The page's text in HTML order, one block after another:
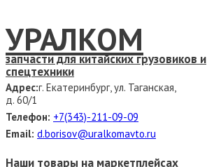
УРАЛКОМ
запчасти для китайских грузовиков и
спецтехники
Адрес:г. Екатеринбург, ул. Таганская,
д. 60/1
Телефон: +7(343)-211-09-09
Email: d.borisov@uralkomavto.ru
Наши товары на маркетплейсах